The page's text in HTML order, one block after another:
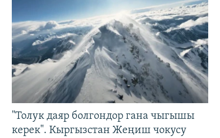
"Толук даяр болгондор гана чыгышы
керек". Кыргызстан Жеңиш чокусу